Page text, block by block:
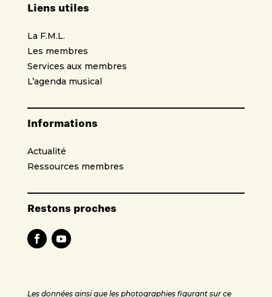
Liens utiles
La F.M.L.
Les membres
Services aux membres
L’agenda musical
Informations
Actualité
Ressources membres
Restons proches
Les données ainsi que les photographies figurant sur ce